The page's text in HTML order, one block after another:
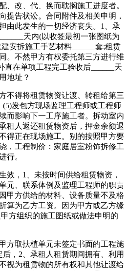
、改、代、换而耽搁施工进度者。
提告状讼。合同附件及相关申明，
由此发生的一切经济丧失。1、承
天内(以收签最初一张图纸为
安拆施工手艺材料______套;租赁
。不然甲方有权委托第三方进行维
直在单项工程完工验收后______天
地址？
得将租赁物资让渡、转租给第三
发包方现场监理工程师或工程师
而影响下一工序施工者。拆动室内
租人返还租赁物资后，押金余额退
得正在现场施工。别的按照甲方要
，工程制价：家庭居室粉饰拆修工
行。
，1、未按时间供给租赁物资，
元、联系体例及监理工程师的职责
甲方供给的材料、设备质量不及格
算为乙方工资。因为甲方或乙方缘
方组织的施工图纸或做法申明的
取扶植单元未签定书面的工程施
，2、承租人租赁期间拥有、利用
视为租赁物的所有权和其他让渡给